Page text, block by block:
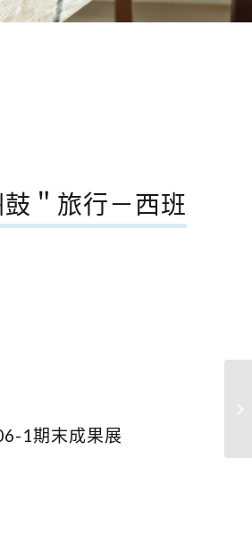
＂旅行－西班
1期末成果展